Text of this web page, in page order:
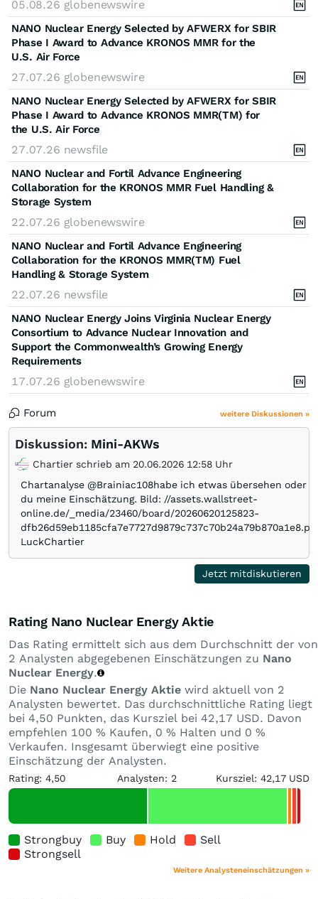
05.08.26 globenewswire
NANO Nuclear Energy Selected by AFWERX for SBIR
Phase I Award to Advance KRONOS MMR for the
U.S. Air Force
27.07.26 globenewswire
NANO Nuclear Energy Selected by AFWERX for SBIR
Phase I Award to Advance KRONOS MMR(TM) for
the U.S. Air Force
27.07.26 newsfile
NANO Nuclear and Fortil Advance Engineering
Collaboration for the KRONOS MMR Fuel Handling &
Storage System
22.07.26 globenewswire
NANO Nuclear and Fortil Advance Engineering
Collaboration for the KRONOS MMR(TM) Fuel
Handling & Storage System
22.07.26 newsfile
NANO Nuclear Energy Joins Virginia Nuclear Energy
Consortium to Advance Nuclear Innovation and
Support the Commonwealth’s Growing Energy
Requirements
17.07.26 globenewswire
Forum weitere Diskussionen »
Diskussion: Mini-AKWs
Chartier schrieb am 20.06.2026 12:58 Uhr
Chartanalyse @Brainiac108habe ich etwas übersehen oder
du meine Einschätzung. Bild: //assets.wallstreet-
online.de/_media/23460/board/20260620125823-
LuckChartier
Jetzt mitdiskutieren
Rating Nano Nuclear Energy Aktie
Das Rating ermittelt sich aus dem Durchschnitt der von
2 Analysten abgegebenen Einschätzungen zu Nano
Nuclear Energy.
Die Nano Nuclear Energy Aktie wird aktuell von 2
Analysten bewertet. Das durchschnittliche Rating liegt
bei 4,50 Punkten, das Kursziel bei 42,17 USD. Davon
empfehlen 100 % Kaufen, 0 % Halten und 0 %
Verkaufen. Insgesamt überwiegt eine positive
Einschätzung der Analysten.
Rating: 4,50 Analysten: 2 Kursziel: 42,17 USD
Strongbuy Buy Hold
Sell
Strongsell
Weitere Analysteneinschätzungen »